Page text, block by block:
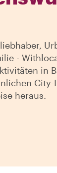
-
in
City-
heraus.